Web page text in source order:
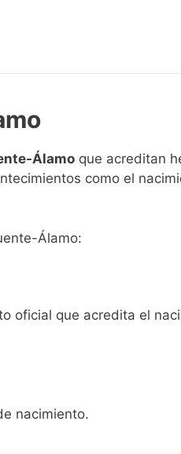
Álamo que acreditan
como el
Álamo:
oficial que acredita el
nacimiento.